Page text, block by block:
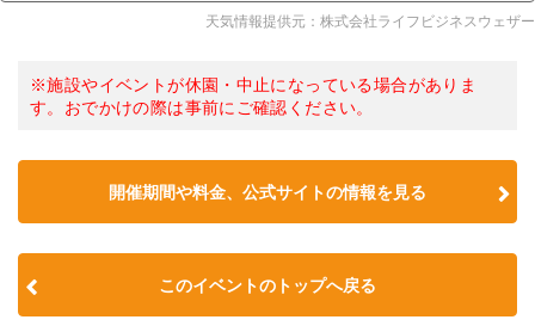
天気情報提供元：株式会社ライフビジネスウェザー
※施設やイベントが休園・中止になっている場合がありま
す。おでかけの際は事前にご確認ください。
開催期間や料金、公式サイトの情報を見る
このイベントのトップへ戻る